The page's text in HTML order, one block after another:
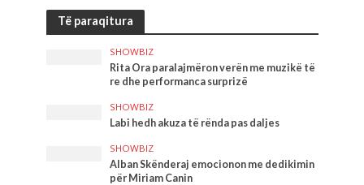
Të paraqitura
SHOWBIZ
Rita Ora paralajmëron verën me muzikë të
re dhe performanca surprizë
SHOWBIZ
Labi hedh akuza të rënda pas daljes
SHOWBIZ
Alban Skënderaj emocionon me dedikimin
për Miriam Canin